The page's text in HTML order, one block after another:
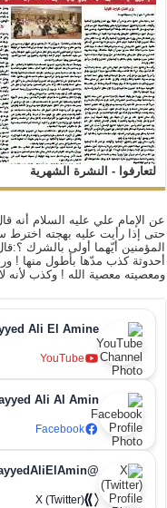
لتعارفوا - النشرة الشهرية
عن الإمام علي عليه السلام أنه
حتى إذا رأيت عليه بهجته
المؤمنين أيّهما أولى بالشرك
أحدوثة كذب مدّها بأطول منها !
ومعصيته معصية الله ! وكذب
Ali El Amine
YouTube
Ali Al Amin
Facebook
@SayyedAliElAmin
X (Twitter)